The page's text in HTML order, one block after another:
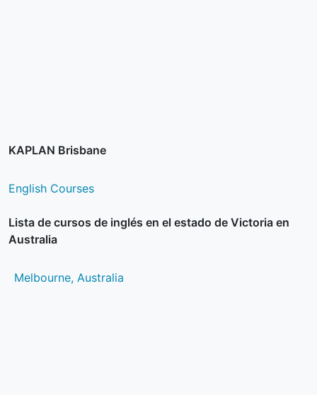
KAPLAN Brisbane
English Courses
Lista de cursos de inglés en el estado de Victoria en
Australia
Melbourne, Australia